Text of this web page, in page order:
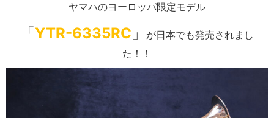
ヤマハのヨーロッパ限定モデル
「YTR-6335RC 」
が日本でも発売されまし
た！！